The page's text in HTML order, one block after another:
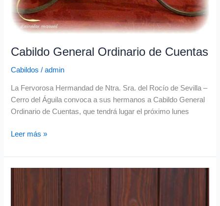
Cabildo General Ordinario de Cuentas
Cabildos /admin
La Fervorosa Hermandad de Ntra. Sra. del Rocío de Sevilla –
Cerro del Águila convoca a sus hermanos a Cabildo General
Ordinario de Cuentas, que tendrá lugar el próximo lunes
Leer más »